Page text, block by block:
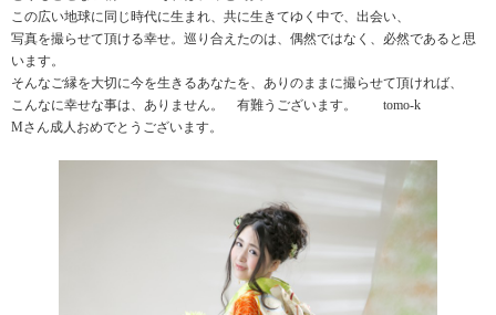
この広い地球に同じ時代に生まれ、共に生きてゆく中で、出会い、
写真を撮らせて頂ける幸せ。巡り合えたのは、偶然ではなく、必然であると思
います。
そんなご縁を大切に今を生きるあなたを、ありのままに撮らせて頂ければ、
こんなに幸せな事は、ありません。 有難うございます。 tomo-k
Mさん成人おめでとうございます。